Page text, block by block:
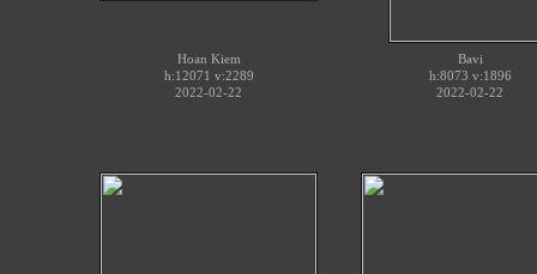
Hoan Kiem
h:12071 v:2289
2022-02-22
Bavi
h:8073 v:1896
2022-02-22